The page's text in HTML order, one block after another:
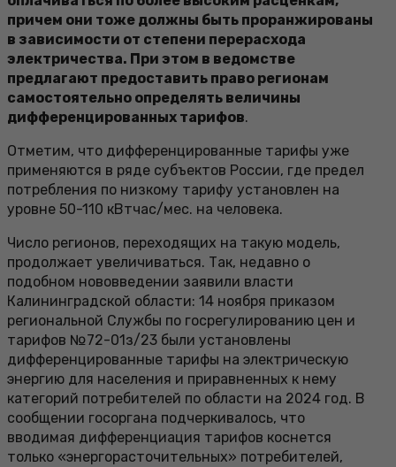
причем они тоже должны быть проранжированы
в зависимости от степени перерасхода
электричества. При этом в ведомстве
предлагают предоставить право регионам
самостоятельно определять величины
дифференцированных тарифов.
Отметим, что дифференцированные тарифы уже
применяются в ряде субъектов России, где предел
потребления по низкому тарифу установлен на
уровне 50-110 кВтчас/мес. на человека.
Число регионов, переходящих на такую модель,
продолжает увеличиваться. Так, недавно о
подобном нововведении заявили власти
Калининградской области: 14 ноября приказом
региональной Службы по госрегулированию цен и
тарифов №72-01з/23 были установлены
дифференцированные тарифы на электрическую
энергию для населения и приравненных к нему
категорий потребителей по области на 2024 год. В
сообщении госоргана подчеркивалось, что
вводимая дифференциация тарифов коснется
только «энергорасточительных» потребителей,